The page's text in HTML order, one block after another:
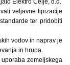
veljavne tipizacije
ter pridobiti
vodov in naprav je
in hrupa.
zemeljskega